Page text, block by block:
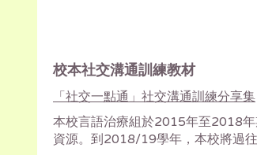
校本社交溝通訓練教材
「社交一點通」社交溝通訓練分享集
本校言語治療組於2015年至2018
資源。到2018/19學年，本校將過